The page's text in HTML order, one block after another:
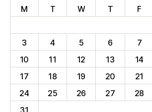
M
T W T F
3
4 5 6 7
10
11 12 13 14
17
18 19 20 21
24
25 26 27 28
31